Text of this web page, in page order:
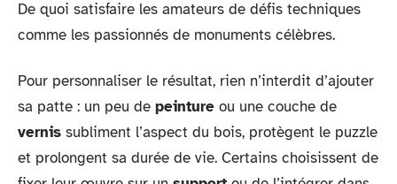
De quoi satisfaire les amateurs de défis techniques
comme les passionnés de monuments célèbres.
Pour personnaliser le résultat, rien n’interdit d’ajouter
sa patte : un peu de peinture ou une couche de
vernis subliment l’aspect du bois, protègent le puzzle
et prolongent sa durée de vie. Certains choisissent de